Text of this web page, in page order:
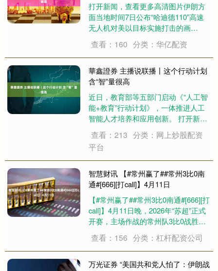
打开新闻，查看更多高清图片伊朗方
面当地时间7日公布“哈迪德110”高速
无人机对美以目标实施打击的画
首次被伊朗伊斯兰革命卫队使用，目
前已在“真实承诺-4”军事行动多轮攻势
中投入使用。据悉，该无人机型是
伊....
查看：160 分类：华亿配资
華鑫證券 主播说联播丨这个行动计划
含“智”量很高
近日，教育部等五部门启动《“人工智
能+教育”行动计划》，一体推进人工
智能人才培养和应用创新。 打开新闻
+教育”行动计划》明确“十五五”期间的
四大重点任务：推动人工智能人才培
养与素养提升；促进人工智能与教
育....
查看：213 分类：网上炒股配资
平台
智慧财讯 【#常州赢了##常州3比0南
通#[666][打call]】4月11日
【#常州赢了##常州3比0南通#[666][打
call]】4月11日晚，2026年“苏超”正式
开赛，主场作战的常州队3比0战胜上
门红。 去年的“苏超”，常州遭遇开局
五连败零进球，输球减笔画的梗一度
火出圈，....
查看：156 分类：杠杆配资公司
万光证券 “美国共和党人怕了：伊朗战